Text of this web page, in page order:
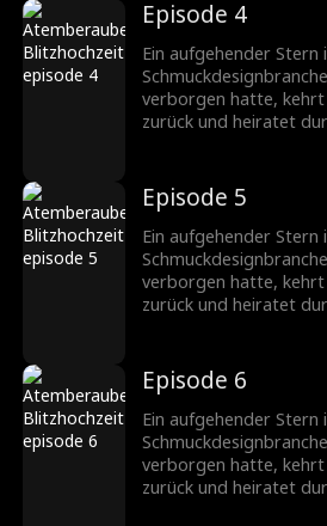
verschiedene
wächst ihre Zuneigung
werden ein gefeiertes
Schmuckbranche.
Episode 4
Ein aufgehender Stern
verborgen hatte,
zurück und heiratet
verschiedene
wächst ihre Zuneigung
werden ein gefeiertes
Schmuckbranche.
Episode 5
Ein aufgehender Stern
verborgen hatte,
zurück und heiratet
verschiedene
wächst ihre Zuneigung
werden ein gefeiertes
Schmuckbranche.
Episode 6
Ein aufgehender Stern
verborgen hatte,
zurück und heiratet